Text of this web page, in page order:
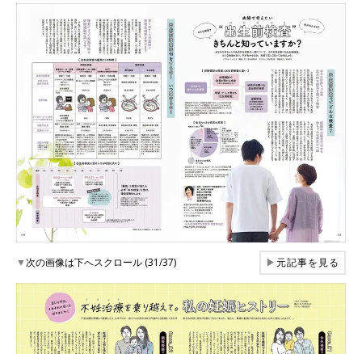
▼次の画像は下へスクロール (31/37) ▶元記事を見る